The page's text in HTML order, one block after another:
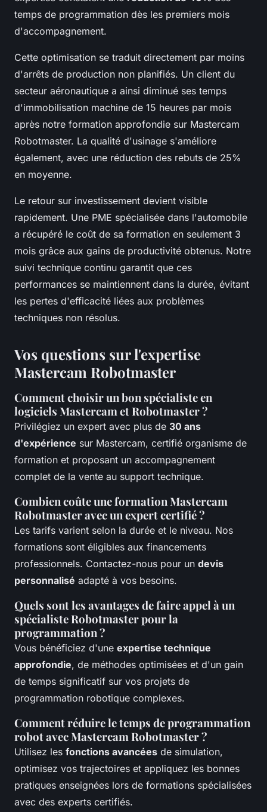
temps de programmation dès les premiers mois
d'accompagnement.
Cette optimisation se traduit directement par moins
d'arrêts de production non planifiés. Un client du
secteur aéronautique a ainsi diminué ses temps
d'immobilisation machine de 15 heures par mois
après notre formation approfondie sur Mastercam
Robotmaster. La qualité d'usinage s'améliore
également, avec une réduction des rebuts de 25%
en moyenne.
Le retour sur investissement devient visible
rapidement. Une PME spécialisée dans l'automobile
a récupéré le coût de sa formation en seulement 3
mois grâce aux gains de productivité obtenus. Notre
suivi technique continu garantit que ces
performances se maintiennent dans la durée, évitant
les pertes d'efficacité liées aux problèmes
techniques non résolus.
Vos questions sur l'expertise
Mastercam Robotmaster
Comment choisir un bon spécialiste en
logiciels Mastercam et Robotmaster ?
Privilégiez un expert avec plus de 30 ans
d'expérience sur Mastercam, certifié organisme de
formation et proposant un accompagnement
complet de la vente au support technique.
Combien coûte une formation Mastercam
Robotmaster avec un expert certifié ?
Les tarifs varient selon la durée et le niveau. Nos
formations sont éligibles aux financements
professionnels. Contactez-nous pour un devis
personnalisé adapté à vos besoins.
Quels sont les avantages de faire appel à un
spécialiste Robotmaster pour la
programmation ?
Vous bénéficiez d'une expertise technique
approfondie, de méthodes optimisées et d'un gain
de temps significatif sur vos projets de
programmation robotique complexes.
Comment réduire le temps de programmation
robot avec Mastercam Robotmaster ?
Utilisez les fonctions avancées de simulation,
optimisez vos trajectoires et appliquez les bonnes
pratiques enseignées lors de formations spécialisées
avec des experts certifiés.